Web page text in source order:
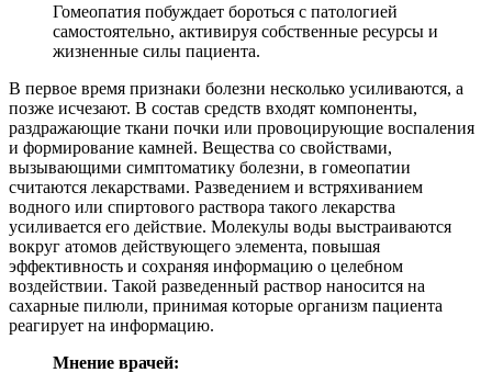
Гомеопатия побуждает бороться с патологией
самостоятельно, активируя собственные ресурсы и
жизненные силы пациента.
В первое время признаки болезни несколько усиливаются, а
позже исчезают. В состав средств входят компоненты,
раздражающие ткани почки или провоцирующие воспаления
и формирование камней. Вещества со свойствами,
вызывающими симптоматику болезни, в гомеопатии
считаются лекарствами. Разведением и встряхиванием
водного или спиртового раствора такого лекарства
усиливается его действие. Молекулы воды выстраиваются
вокруг атомов действующего элемента, повышая
эффективность и сохраняя информацию о целебном
воздействии. Такой разведенный раствор наносится на
сахарные пилюли, принимая которые организм пациента
реагирует на информацию.
Мнение врачей: